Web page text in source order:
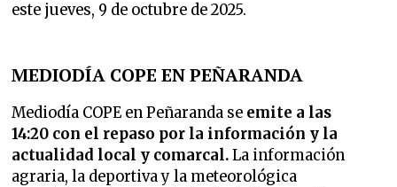
este jueves, 9 de octubre de 2025.
MEDIODÍA COPE EN PEÑARANDA
Mediodía COPE en Peñaranda se emite a las
14:20 con el repaso por la información y la
actualidad local y comarcal.La información
agraria, la deportiva y la meteorológica